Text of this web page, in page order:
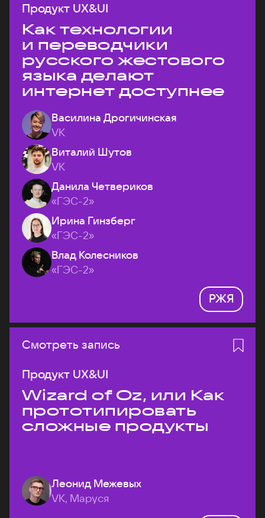
Продукт UX&UI
Как технологии
и переводчики
русского жестового
языка делают
интернет доступнее
Василина Дрогичинская
VK
Виталий Шутов
VK
Данила Четвериков
«ГЭС-2»
Ирина Гинзберг
«ГЭС-2»
Влад Колесников
«ГЭС-2»
РЖЯ
Смотреть запись
Продукт UX&UI
Wizard of Oz, или Как
прототипировать
сложные продукты
Леонид Межевых
VK, Маруся